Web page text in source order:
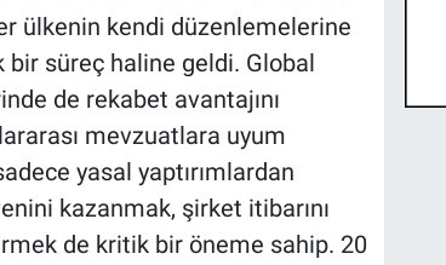
ülkenin kendi düzenlemelerine
bir süreç haline geldi. Global
de rekabet avantajını
mevzuatlara uyum
yasal yaptırımlardan
kazanmak, şirket itibarını
de kritik bir öneme sahip. 20